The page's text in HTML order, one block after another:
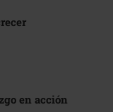
en acción